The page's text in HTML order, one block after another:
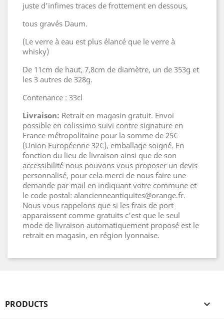
juste d’infimes traces de frottement en dessous,
tous gravés Daum.
(Le verre à eau est plus élancé que le verre à
whisky)
De 11cm de haut, 7,8cm de diamètre, un de 353g et
les 3 autres de 328g.
Contenance : 33cl
Livraison: Retrait en magasin gratuit. Envoi
possible en colissimo suivi contre signature en
France métropolitaine pour la somme de 25€
(Union Européenne 32€), emballage soigné. En
fonction du lieu de livraison ainsi que de son
accessibilité nous pouvons vous proposer un devis
personnalisé, pour cela merci de nous faire une
demande par mail en indiquant votre commune et
le code postal: alancienneantiquites@orange.fr.
Nous vous rappelons que si les frais de port
apparaissent comme gratuits c'est que le seul
mode de livraison automatiquement proposé est le
retrait en magasin, en région lyonnaise.
PRODUCTS 